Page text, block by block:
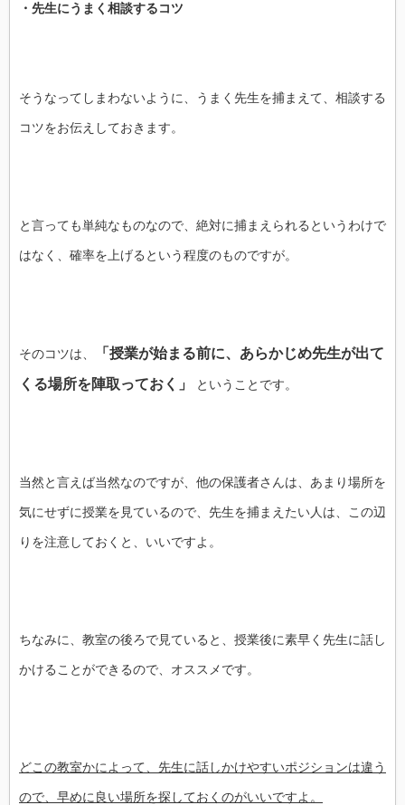
・先生にうまく相談するコツ
そうなってしまわないように、うまく先生を捕まえて、相談する
コツをお伝えしておきます。
と言っても単純なものなので、絶対に捕まえられるというわけで
はなく、確率を上げるという程度のものですが。
そのコツは、
「授業が始まる前に、あらかじめ先生が出て
くる場所を陣取っておく」
ということです。
当然と言えば当然なのですが、他の保護者さんは、あまり場所を
気にせずに授業を見ているので、先生を捕まえたい人は、この辺
りを注意しておくと、いいですよ。
ちなみに、教室の後ろで見ていると、授業後に素早く先生に話し
かけることができるので、オススメです。
どこの教室かによって、先生に話しかけやすいポジションは違う
ので、早めに良い場所を探しておくのがいいですよ。